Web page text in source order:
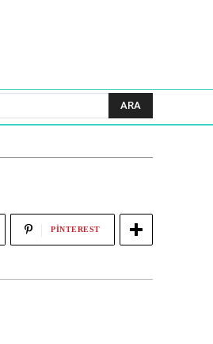
ARA
PINTEREST